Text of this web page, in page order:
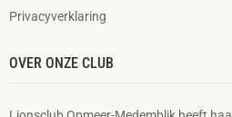
Privacyverklaring
OVER ONZE CLUB